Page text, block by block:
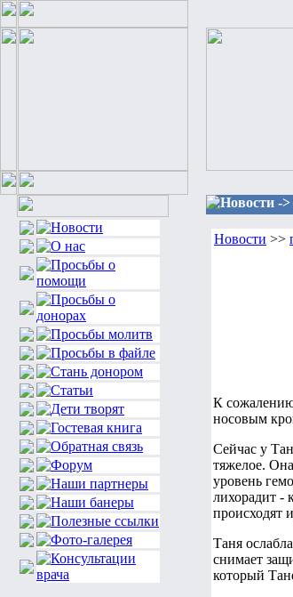
Новости -
Новости >>
К
носовым
Сейчас у
тяжелое.
уровень
лихорадит -
происходят
Таня
снимает
который